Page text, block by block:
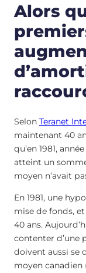
Alors
Selon Teranet
maintenant 40
qu’en 1981,
atteint un
moyen n’avait
En 1981, une
mise de fonds,
40 ans.
contenter d’une
doivent aussi se
moyen canadien